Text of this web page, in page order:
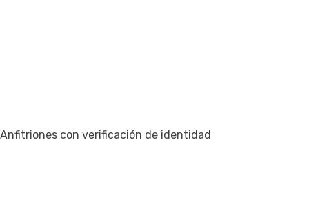
Anfitriones con verificación de identidad